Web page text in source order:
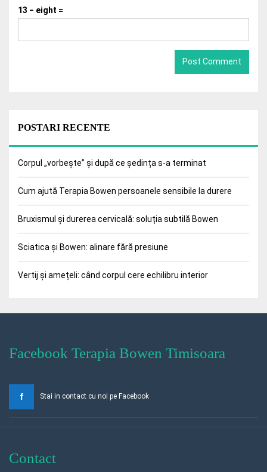
13 − eight =
POSTARI RECENTE
Corpul „vorbește” și după ce ședința s-a terminat
Cum ajută Terapia Bowen persoanele sensibile la durere
Bruxismul și durerea cervicală: soluția subtilă Bowen
Sciatica și Bowen: alinare fără presiune
Vertij și amețeli: când corpul cere echilibru interior
Facebook Terapia Bowen Timisoara
Stai in contact cu noi pe Facebook
Contact